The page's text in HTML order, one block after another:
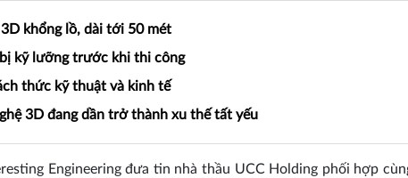
khổng lồ, dài tới 50 mét
kỹ lưỡng trước khi thi công
thức kỹ thuật và kinh tế
3D đang dần trở thành xu thế tất yếu
Engineering đưa tin nhà thầu UCC Holding phối hợp